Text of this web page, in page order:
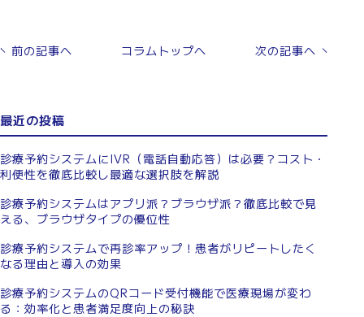
前の記事へ コラムトップへ 次の記事へ
最近の投稿
診療予約システムにIVR（電話自動応答）は必要？コスト・
利便性を徹底比較し最適な選択肢を解説
診療予約システムはアプリ派？ブラウザ派？徹底比較で見
える、ブラウザタイプの優位性
診療予約システムで再診率アップ！患者がリピートしたく
なる理由と導入の効果
診療予約システムのQRコード受付機能で医療現場が変わ
る：効率化と患者満足度向上の秘訣